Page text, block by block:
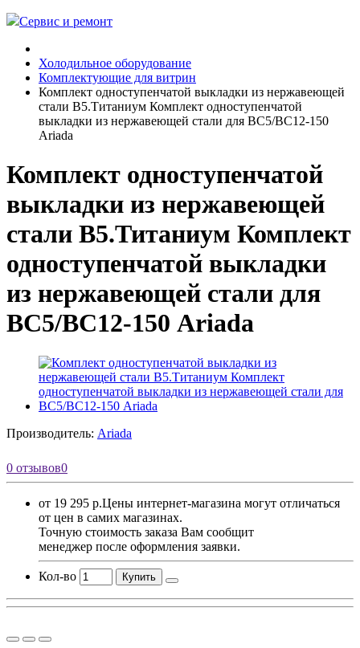
Сервис и ремонт
Холодильное оборудование
Комплектующие для витрин
Комплект одноступенчатой выкладки из нержавеющей
стали В5.Титаниум Комплект одноступенчатой
выкладки из нержавеющей стали для ВС5/ВС12-150
Ariada
Комплект одноступенчатой
выкладки из нержавеющей
стали В5.Титаниум Комплект
одноступенчатой выкладки
из нержавеющей стали для
ВС5/ВС12-150 Ariada
Производитель: Ariada
0 отзывов0
от 19 295 р.Цены интернет-магазина могут отличаться
от цен в самих магазинах.
Точную стоимость заказа Вам сообщит
менеджер после оформления заявки.
Кол-во Купить